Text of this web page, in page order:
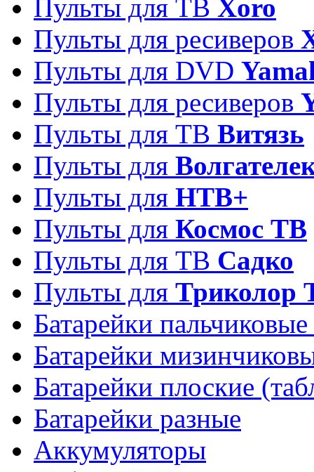
Пульты для ТВ Xoro
Пульты для ресиверов
Пульты для DVD
Пульты для ресиверов
Пульты для ТВ Витязь
Пульты для
Пульты для НТВ+
Пульты для Космос ТВ
Пульты для ТВ Садко
Пульты для Триколор
Батарейки
Батарейки
Батарейки плоские
Батарейки разные
Аккумуляторы